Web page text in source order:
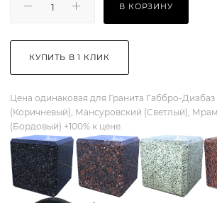
В КОРЗИНУ
КУПИТЬ В 1 КЛИК
Цена одинаковая для Гранита Габбро-
(Коричневый), Мансуровский (Светлый),
(Бордовый) +100% к цене.